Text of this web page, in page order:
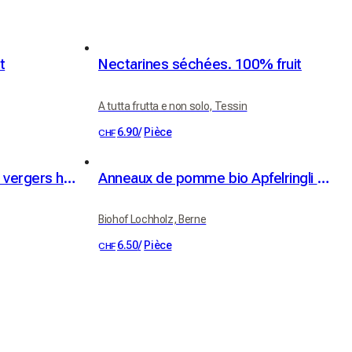
Nectarines séchées. 100% fruit
A tutta frutta e non solo, Tessin
CHF 6.90/ Pièce
Pruneaux bio séchés de vergers haute-tige 100g Anneaux de pomme bio Apfelringli haute-tige 60 g
Biohof Lochholz, Berne
CHF 6.50/ Pièce